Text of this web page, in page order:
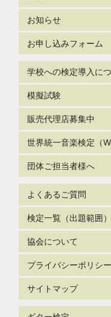
お知らせ
お申し込みフォーム
学校への検定導入に
模擬試験
販売代理店募集中
世界統一音楽検定（
団体ご担当者様へ
よくあるご質問
検定一覧（出題範囲）
協会について
プライバシーポリシー
サイトマップ